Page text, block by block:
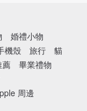
婚禮小物
機殼 旅行
貓
薦
畢業禮物
周邊